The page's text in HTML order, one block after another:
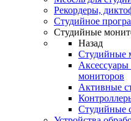
Рекордеры,
Студийное
Студийные
Назад
Студийные
мониторов
Активные
Студийные